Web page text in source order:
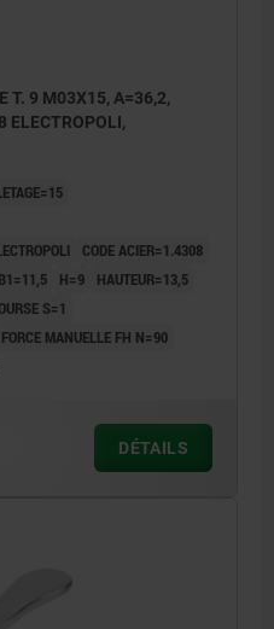
T. 9 M03X15, A=36,2,
ELECTROPOLI,
CODE ACIER=1.4308
B1=11,5 H=9
HAUTEUR=13,5
S=1
FORCE MANUELLE FH N=90
DÉTAILS